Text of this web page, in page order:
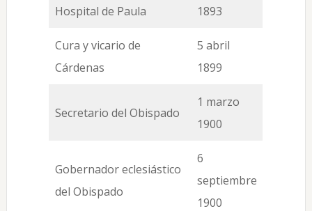
Hospital de Paula
1893
Cura y vicario de
Cárdenas
5 abril
1899
Secretario del Obispado
1 marzo
1900
Gobernador eclesiástico
del Obispado
6
septiembre
1900